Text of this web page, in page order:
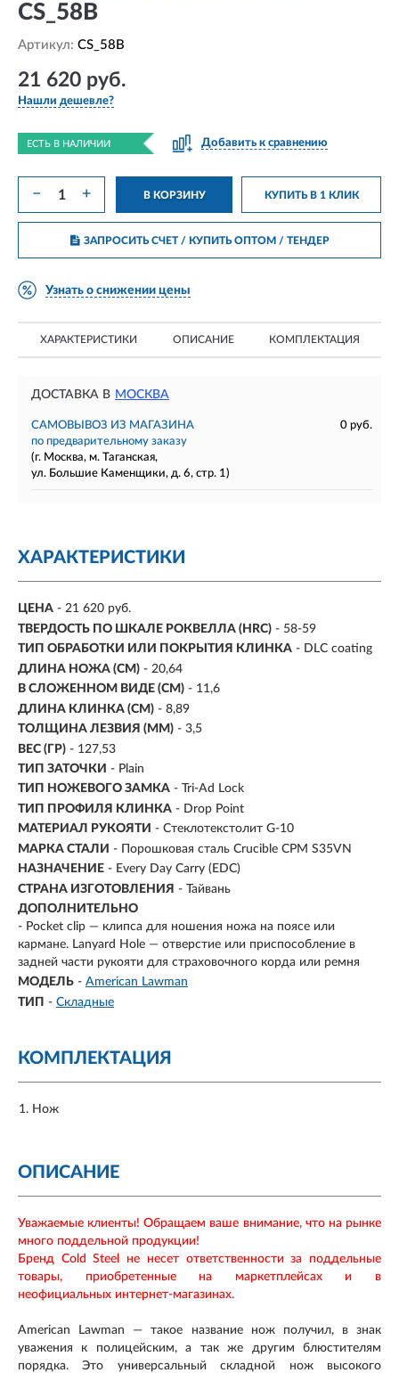
CS_58B
Артикул: CS_58B
21 620 руб.
Нашли дешевле?
ЕСТЬ В НАЛИЧИИ Добавить к сравнению
− + В КОРЗИНУ КУПИТЬ В 1 КЛИК
ЗАПРОСИТЬ СЧЕТ / КУПИТЬ ОПТОМ/ ТЕНДЕР
Узнать о снижении цены
ХАРАКТЕРИСТИКИ ОПИСАНИЕ КОМПЛЕКТАЦИЯ
ДОСТАВКА В МОСКВА
САМОВЫВОЗ ИЗ МАГАЗИНА
0 руб.
по предварительному заказу
(г. Москва, м. Таганская,
ул. Большие Каменщики, д. 6, стр. 1)
ХАРАКТЕРИСТИКИ
ЦЕНА - 21 620 руб.
ТВЕРДОСТЬ ПО ШКАЛЕ РОКВЕЛЛА (HRC) - 58-59
ТИП ОБРАБОТКИ ИЛИ ПОКРЫТИЯ КЛИНКА - DLC coating
ДЛИНА НОЖА (СМ) - 20,64
В СЛОЖЕННОМ ВИДЕ (СМ) - 11,6
ДЛИНА КЛИНКА (СМ) - 8,89
ТОЛЩИНА ЛЕЗВИЯ (ММ) - 3,5
ВЕС (ГР) - 127,53
ТИП ЗАТОЧКИ - Plain
ТИП НОЖЕВОГО ЗАМКА - Tri-Ad Lock
ТИП ПРОФИЛЯ КЛИНКА - Drop Point
МАТЕРИАЛ РУКОЯТИ - Стеклотекстолит G-10
МАРКА СТАЛИ - Порошковая сталь Crucible CPM S35VN
НАЗНАЧЕНИЕ - Every Day Carry (EDC)
СТРАНА ИЗГОТОВЛЕНИЯ - Тайвань
ДОПОЛНИТЕЛЬНО
- Pocket clip — клипса для ношения ножа на поясе или
кармане. Lanyard Hole — отверстие или приспособление в
задней части рукояти для страховочного корда или ремня
МОДЕЛЬ - American Lawman
ТИП - Складные
КОМПЛЕКТАЦИЯ
Нож
ОПИСАНИЕ
Уважаемые клиенты! Обращаем ваше внимание, что на рынке
много поддельной продукции!
Бренд Cold Steel не несет ответственности за поддельные
товары, приобретенные на маркетплейсах и в
неофициальных интернет-магазинах.
American Lawman — такое название нож получил, в знак
уважения к полицейским, а так же другим блюстителям
порядка. Это универсальный складной нож высокого